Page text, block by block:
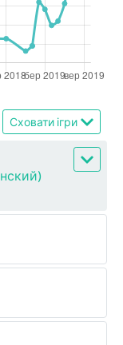
Сховати ігри